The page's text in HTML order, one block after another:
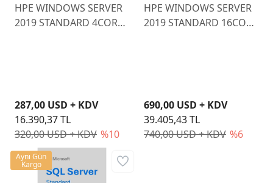
HPE WINDOWS SERVER
2019 STANDARD 4CORE
320,00 USD + KDV %10
287,00 USD + KDV
16.390,37 TL
HPE WINDOWS SERVER
2019 STANDARD 16CORE
740,00 USD + KDV %6
690,00 USD + KDV
39.405,43 TL
Aynı Gün
Kargo